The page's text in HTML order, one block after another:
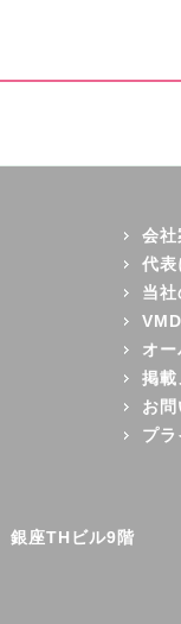
会社
代表
当
オ
掲載
お
プ
座THビル9階